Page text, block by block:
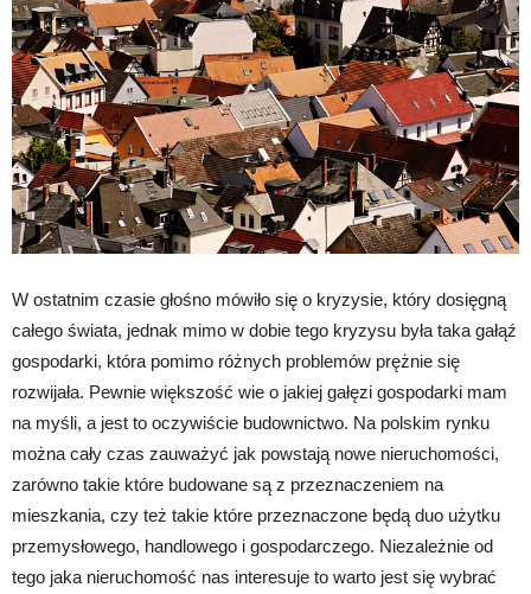
W ostatnim czasie głośno mówiło się o kryzysie, który dosięgną
całego świata, jednak mimo w dobie tego kryzysu była taka gałąź
gospodarki, która pomimo różnych problemów prężnie się
rozwijała. Pewnie większość wie o jakiej gałęzi gospodarki mam
na myśli, a jest to oczywiście budownictwo. Na polskim rynku
można cały czas zauważyć jak powstają nowe nieruchomości,
zarówno takie które budowane są z przeznaczeniem na
mieszkania, czy też takie które przeznaczone będą duo użytku
przemysłowego, handlowego i gospodarczego. Niezależnie od
tego jaka nieruchomość nas interesuje to warto jest się wybrać